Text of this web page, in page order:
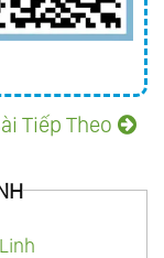
Tiếp Theo